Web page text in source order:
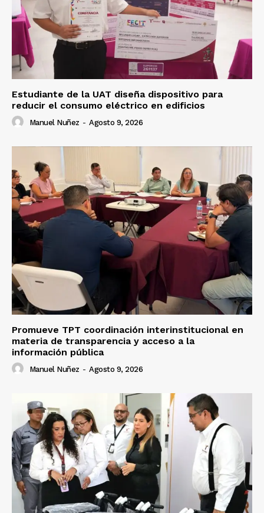
Estudiante de la UAT diseña dispositivo para
reducir el consumo eléctrico en edificios
Manuel Nuñez - Agosto 9, 2026
Promueve TPT coordinación interinstitucional en
materia de transparencia y acceso a la
información pública
Manuel Nuñez - Agosto 9, 2026